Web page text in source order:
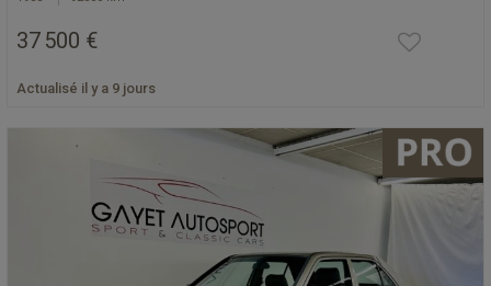
37 500 €
Actualisé il y a 9 jours